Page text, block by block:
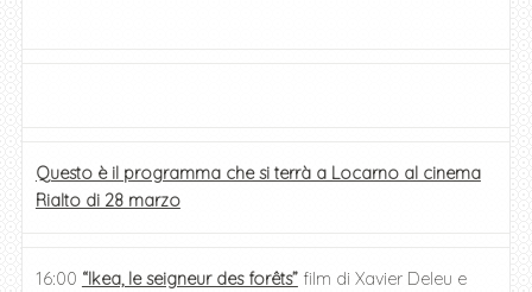
Questo è il programma che si terrà a Locarno al cinema
Rialto di 28 marzo
16:00 “Ikea, le seigneur des forêts”film di Xavier Deleu e